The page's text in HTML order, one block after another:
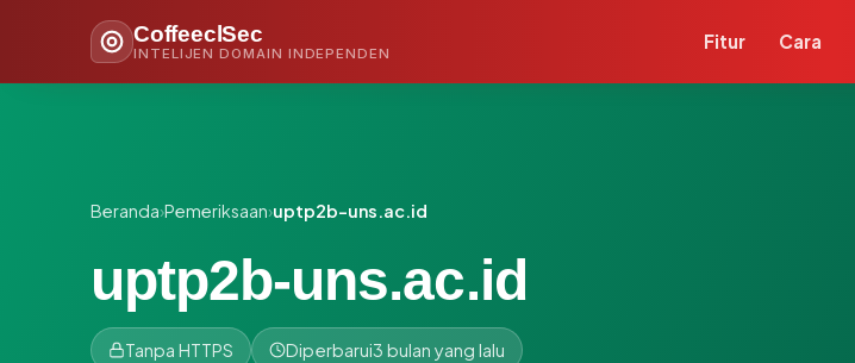
CoffeeclSec
INTELIJEN DOMAIN INDEPENDEN
Fitur Cara
Beranda›Pemeriksaan›uptp2b-uns.ac.id
uptp2b-uns.ac.id
Tanpa HTTPS Diperbarui3 bulan yang lalu